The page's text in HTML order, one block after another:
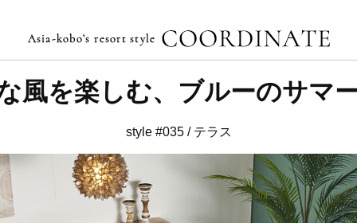
風を楽しむ、 ブルーのサマ
style #035 / テラス